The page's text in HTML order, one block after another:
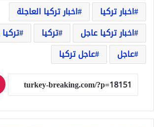
اخبار تركيا
اخبار تركيا العاجلة
اخبار تركيا عاجل
تركيا
عاجل
عاجل تركيا